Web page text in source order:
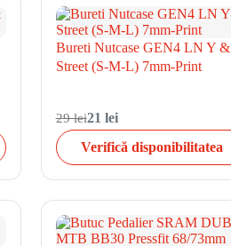
Bureti Nutcase GEN4 LN Y &
Street (S-M-L) 7mm-Print
29 lei21 lei
Verifică disponibilitatea